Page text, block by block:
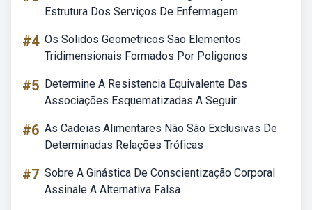
Estrutura Dos Serviços De Enfermagem
#4 Os Solidos Geometricos Sao Elementos
Tridimensionais Formados Por Poligonos
#5 Determine A Resistencia Equivalente Das
Associações Esquematizadas A Seguir
#6 As Cadeias Alimentares Não São Exclusivas De
Determinadas Relações Tróficas
#7 Sobre A Ginástica De Conscientização Corporal
Assinale A Alternativa Falsa